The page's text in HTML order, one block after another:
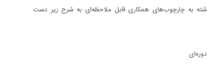
به دست می‌آورند. این کشورها در نشست‌های برگزار شده طی 2 سال گذشته به چارچوب‌های همکاری قابل ملاحظه‌ای به شرح زیر دست